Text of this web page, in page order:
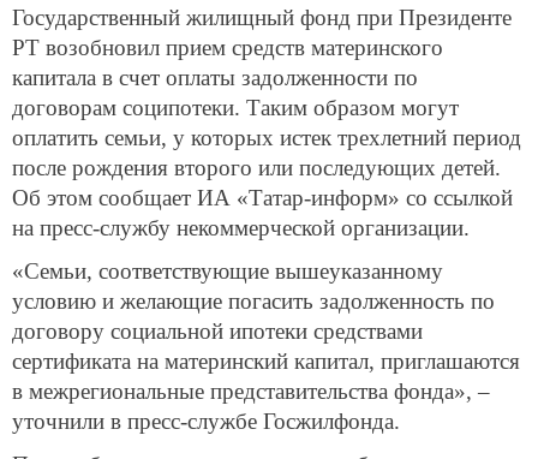
Государственный жилищный фонд при Президенте
РТ возобновил прием средств материнского
капитала в счет оплаты задолженности по
договорам соципотеки. Таким образом могут
оплатить семьи, у которых истек трехлетний период
после рождения второго или последующих детей.
Об этом сообщает ИА «Татар-информ» со ссылкой
на пресс-службу некоммерческой организации.
«Семьи, соответствующие вышеуказанному
условию и желающие погасить задолженность по
договору социальной ипотеки средствами
сертификата на материнский капитал, приглашаются
в межрегиональные представительства фонда», –
уточнили в пресс-службе Госжилфонда.